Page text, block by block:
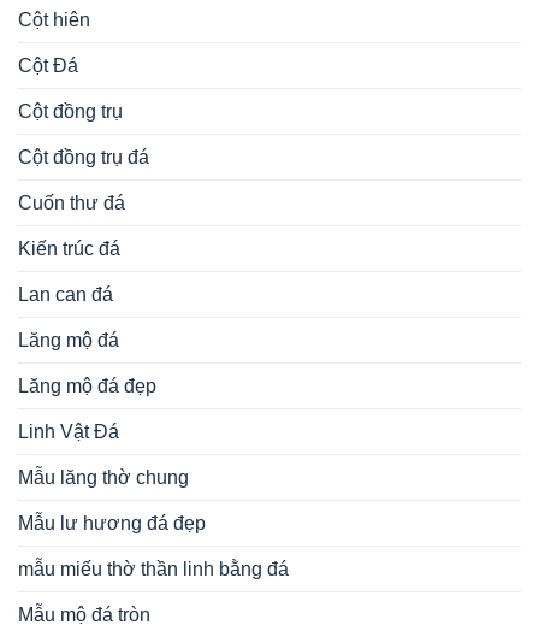
Cột hiên
Cột Đá
Cột đồng trụ
Cột đồng trụ đá
Cuốn thư đá
Kiến trúc đá
Lan can đá
Lăng mộ đá
Lăng mộ đá đẹp
Linh Vật Đá
Mẫu lăng thờ chung
Mẫu lư hương đá đẹp
mẫu miếu thờ thần linh bằng đá
Mẫu mộ đá tròn